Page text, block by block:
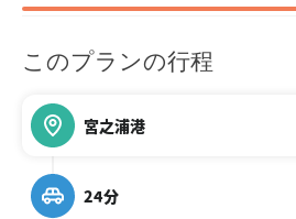
このプランの行程
宮之浦港
24分